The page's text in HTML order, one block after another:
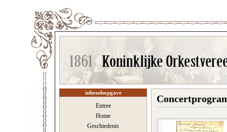
inhoudsopgave
Entree
Home
Geschiedenis